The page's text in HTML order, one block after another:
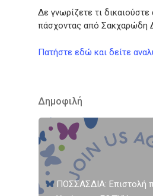
Δε γνωρίζετε τι
πάσχοντας από Σακχαρώδη
Πατήστε εδώ και δείτε
Δημοφιλή
ΠΟΣΣΑΣΔΙΑ: Επιστολή